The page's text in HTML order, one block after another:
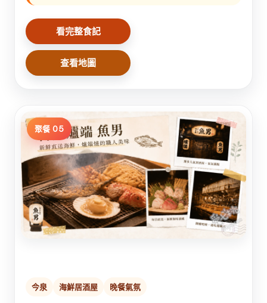
看完整食記
查看地圖
聚餐 05
今泉 海鮮居酒屋 晚餐氣氛